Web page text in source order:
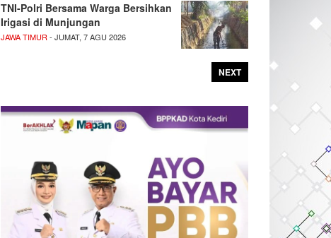
TNI-Polri Bersama Warga Bersihkan
Irigasi di Munjungan
JAWA TIMUR - JUMAT, 7 AGU 2026
NEXT